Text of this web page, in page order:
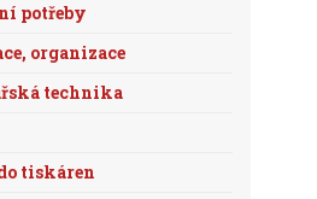
potřeby
organizace
technika
tiskáren